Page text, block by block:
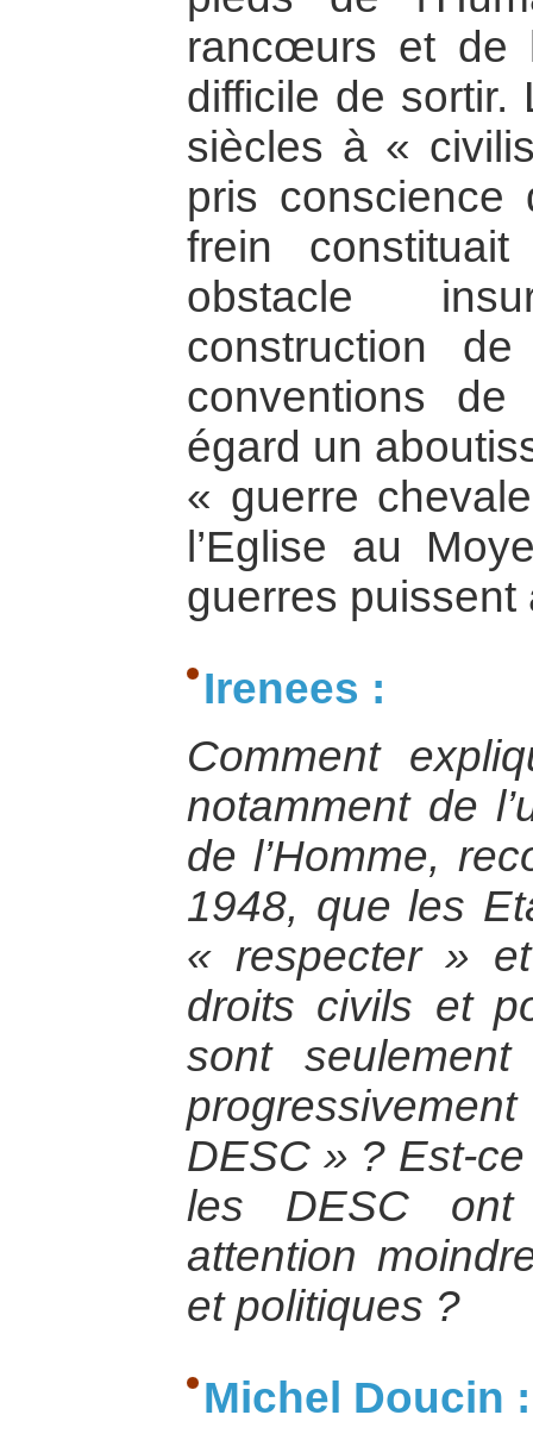
rancœurs et de
difficile de sortir.
siècles à «
pris conscience
frein
obstacle
construction
conventions
égard un
« guerre
l’Eglise au
guerres puissent
Irenees :
Comment
notamment de
de l’Homme,
1948, que les
« respecter »
droits civils et
sont
DESC » ? Est-
les DESC
attention
et politiques ?
Michel Doucin :